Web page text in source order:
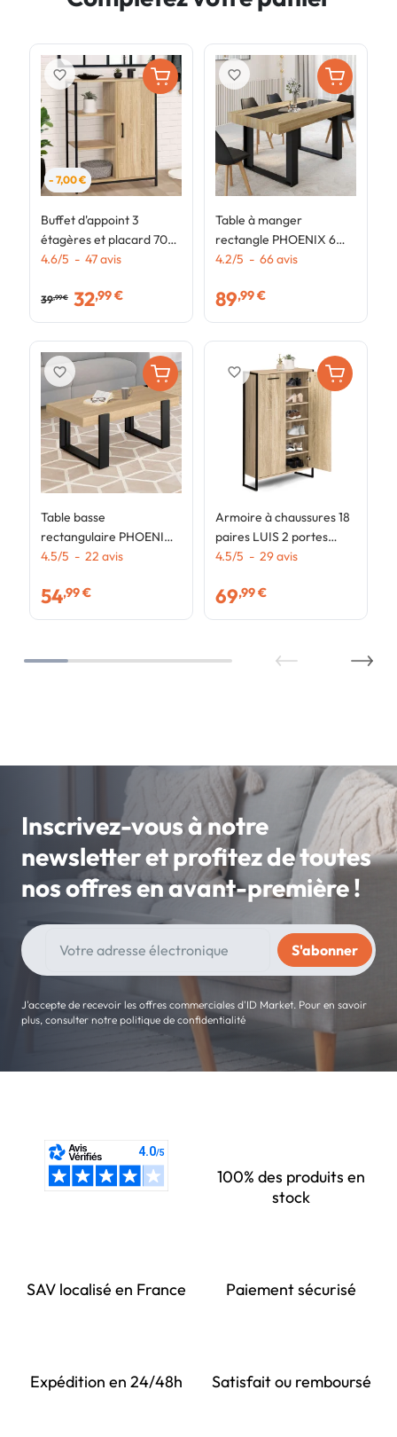
- 7,00 €
Buffet d'appoint 3
étagères et placard 70
cm DETROIT design
4.6/5 - 47avis
39,99 € 32,99 €
favorite_border
Table basse
rectangulaire PHOENIX
bois et noir
4.5/5 - 22 avis
54,99 €
favorite_border
Table à manger
rectangle PHOENIX 6
personnes bois et noir
cm
4.2/5 - 66avis
89,99 €
favorite_border
Armoire à chaussures 18
paires LUIS 2 portes
design industriel
4.5/5 - 29avis
69,99 €
favorite_border
Inscrivez-vous à notre
newsletter et profitez de toutes
nos offres en avant-première !
J'accepte de recevoir les offres commerciales d'ID Market. Pour en savoir
plus, consulter notre politique de confidentialité
100% des produits en
stock
SAV localisé en France Paiement sécurisé
Expédition en 24/48h Satisfait ou remboursé